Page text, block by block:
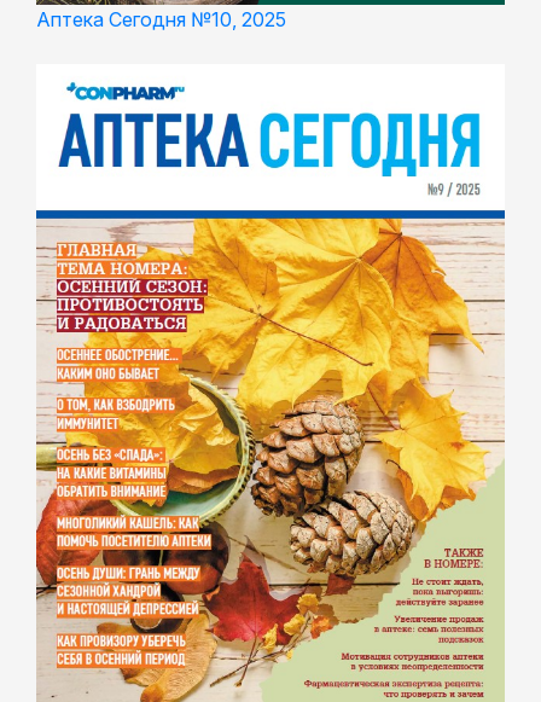
Аптека Сегодня №10, 2025